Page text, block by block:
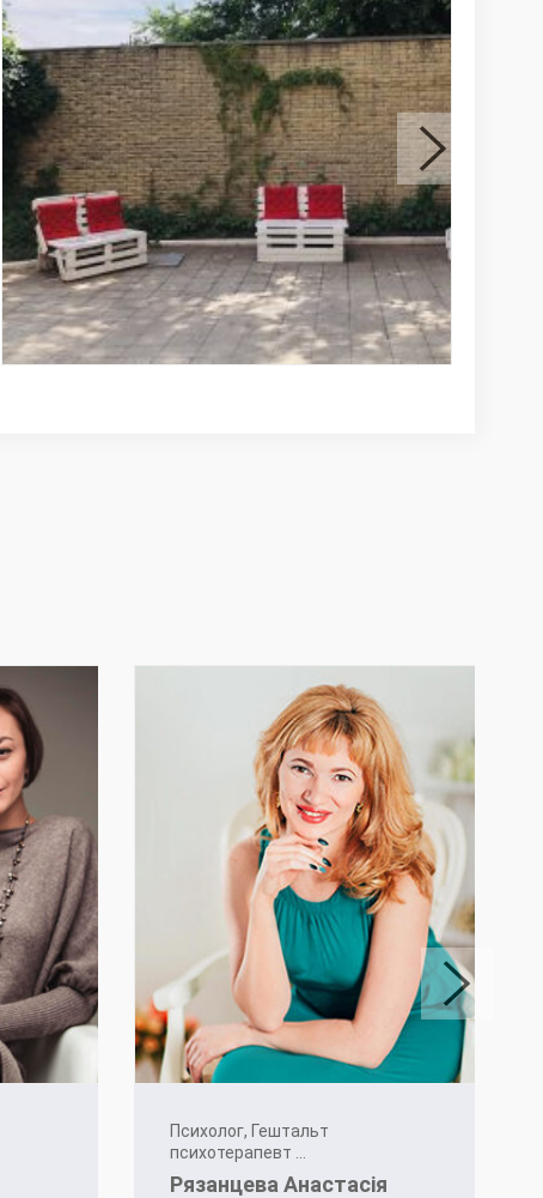
Психолог, Гештальт
психотерапевт ...
Рязанцева Анастасія